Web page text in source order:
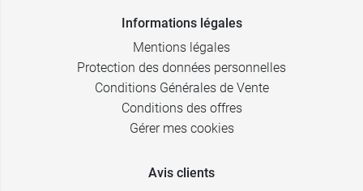
Informations légales
Mentions légales
Protection des données personnelles
Conditions Générales de Vente
Conditions des offres
Gérer mes cookies
Avis clients